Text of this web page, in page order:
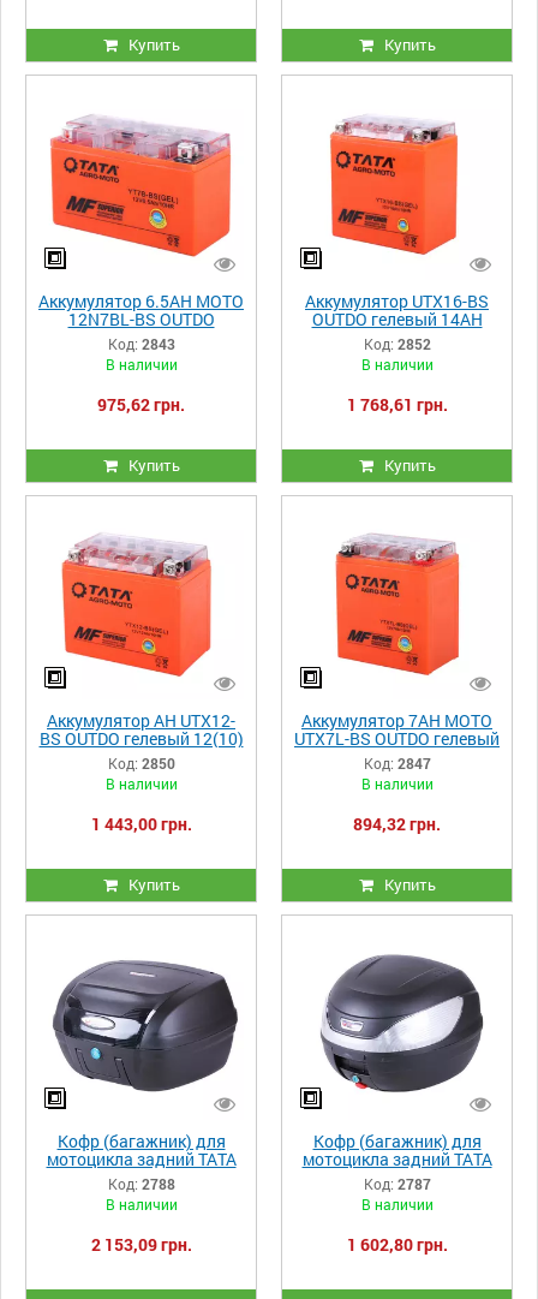
Купить Купить
Аккумулятор 6.5АH MOTO
12N7BL-BS OUTDO
гелевый 150*65*95mm
оранжевый
Код: 2843
В наличии
975,62 грн.
Купить
Аккумулятор UTX16-BS
OUTDO гелевый 14АH
150*87*161mm
оранжевый
Код: 2852
В наличии
1 768,61 грн.
Купить
Аккумулятор АH UTX12-
BS OUTDO гелевый 12(10)
150*87*130mm
оранжевый
Код: 2850
В наличии
1 443,00 грн.
Купить
Аккумулятор 7АH MOTO
UTX7L-BS OUTDO гелевый
113*70*132mm
оранжевый
Код: 2847
В наличии
894,32 грн.
Купить
Кофр (багажник) для
мотоцикла задний ТАТА
YM-0879 черный (V-40L)
48×42×30.5 черный
Код: 2788
В наличии
2 153,09 грн.
Кофр (багажник) для
мотоцикла задний ТАТА
YM-0866 (V-32L)
43×41×31.5 черный
Код: 2787
В наличии
1 602,80 грн.